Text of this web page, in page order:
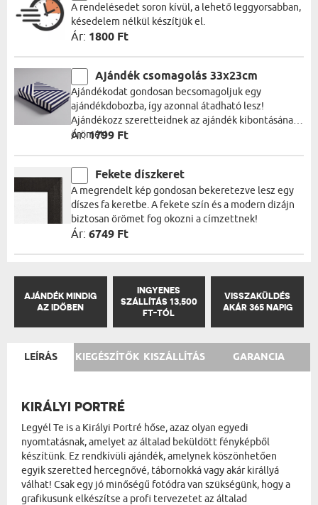
A rendelésedet soron kívül, a lehető leggyorsabban,
késedelem nélkül készítjük el.
Ár: 1800 Ft
Ajándék csomagolás 33x23cm
Ajándékodat gondosan becsomagoljuk egy
ajándékdobozba, így azonnal átadható lesz!
Ajándékozz szeretteidnek az ajándék kibontásának
örömét!
Ár:1799 Ft
Fekete díszkeret
A megrendelt kép gondosan bekeretezve lesz egy
díszes fa keretbe. A fekete szín és a modern dizájn
biztosan örömet fog okozni a címzettnek!
Ár: 6749 Ft
AJÁNDÉK MINDIG
AZ IDŐBEN
INGYENES
SZÁLLÍTÁS 13,500
FT-TÓL
VISSZAKÜLDÉS
AKÁR 365 NAPIG
LEÍRÁS KIEGÉSZÍTŐK KISZÁLLÍTÁS GARANCIA
KIRÁLYI PORTRÉ
Legyél Te is a Királyi Portré hőse, azaz olyan egyedi
nyomtatásnak, amelyet az általad beküldött fényképből
készítünk. Ez rendkívüli ajándék, amelynek köszönhetően
egyik szeretted hercegnővé, tábornokká vagy akár királlyá
válhat! Csak egy jó minőségű fotódra van szükségünk, hogy a
grafikusunk elkészítse a profi tervezetet az általad